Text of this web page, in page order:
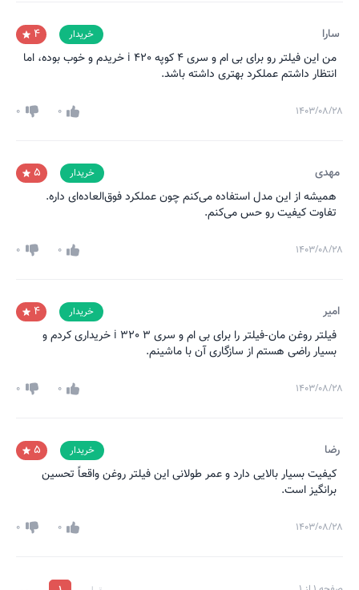
سارا خریدار
4
من این فیلتر رو برای بی ام و سری 4 کوپه 420 i خریدم و خوب بوده، اما
انتظار داشتم عملکرد بهتری داشته باشد.
۱۴۰۳/۰۸/۲۸ 0
0
مهدی خریدار
5
همیشه از این مدل استفاده می‌کنم چون عملکرد فوق‌العاده‌ای داره.
تفاوت کیفیت رو حس می‌کنم.
۱۴۰۳/۰۸/۲۸ 0
0
امیر خریدار
4
فیلتر روغن مان-فیلتر را برای بی ام و سری 3 320 i خریداری کردم و
بسیار راضی هستم از سازگاری آن با ماشینم.
۱۴۰۳/۰۸/۲۸ 0
0
رضا خریدار
5
کیفیت بسیار بالایی دارد و عمر طولانی این فیلتر روغن واقعاً تحسین
برانگیز است.
۱۴۰۳/۰۸/۲۸ 0
0